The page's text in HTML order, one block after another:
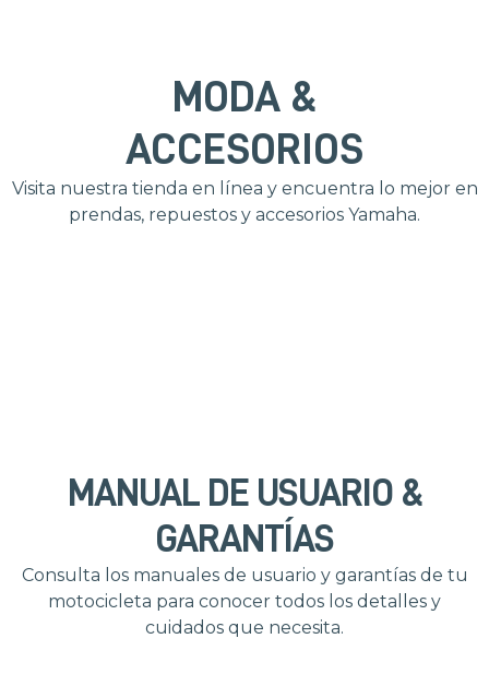
MODA &
ACCESORIOS
Visita nuestra tienda en línea y encuentra lo mejor en
prendas, repuestos y accesorios Yamaha.
MANUAL DE USUARIO &
GARANTÍAS
Consulta los manuales de usuario y garantías de tu
motocicleta para conocer todos los detalles y
cuidados que necesita.